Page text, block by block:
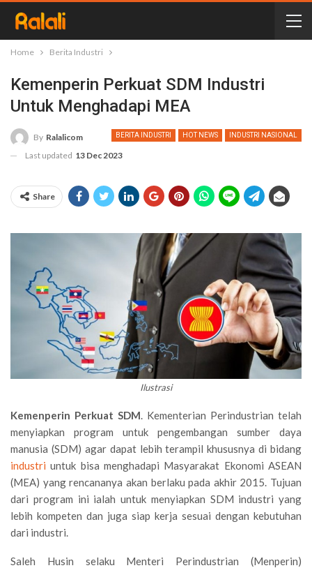
Home Berita Industri
Kemenperin Perkuat SDM Industri
Untuk Menghadapi MEA
BERITA INDUSTRI HOT NEWS INDUSTRI NASIONAL
By Ralalicom
Last updated 13 Dec 2023
Share
Ilustrasi
Kemenperin Perkuat SDM. Kementerian Perindustrian telah
menyiapkan program untuk pengembangan sumber daya
manusia (SDM) agar dapat lebih terampil khususnya di bidang
industri untuk bisa menghadapi Masyarakat Ekonomi ASEAN
(MEA) yang rencananya akan berlaku pada akhir 2015. Tujuan
dari program ini ialah untuk menyiapkan SDM industri yang
lebih kompeten dan juga siap kerja sesuai dengan kebutuhan
dari industri.
Saleh Husin selaku Menteri Perindustrian (Menperin)